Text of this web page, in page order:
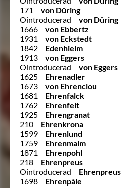
171
von Düring
Ointroducerad
von Düring
1666
von Ebbertz
1931
von Eckstedt
1842
Edenhielm
1913
von Eggers
Ointroducerad
von Eggers
1625
Ehrenadler
1673
von Ehrenclou
1681
Ehrenfalck
1762
Ehrenfelt
1925
Ehrengranat
210
Ehrenkrona
1599
Ehrenlund
1759
Ehrenmalm
1871
Ehrenpohl
218
Ehrenpreus
Ointroducerad
Ehrenpreus
1698
Ehrenpåle